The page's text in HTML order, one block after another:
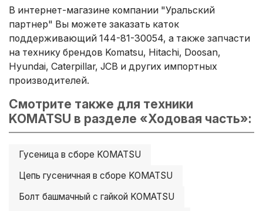
В интернет-магазине компании "Уральский
партнер" Вы можете заказать каток
поддерживающий 144-81-30054, а также запчасти
на технику брендов Komatsu, Hitachi, Doosan,
Hyundai, Caterpillar, JCB и других импортных
производителей.
Смотрите также для техники
KOMATSU в разделе «Ходовая часть»:
Гусеница в сборе KOMATSU
Цепь гусеничная в сборе KOMATSU
Болт башмачный с гайкой KOMATSU